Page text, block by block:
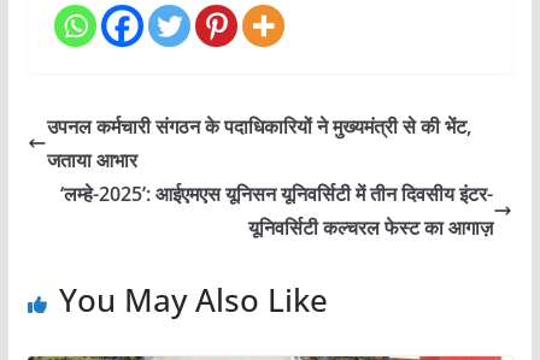
उपनल कर्मचारी संगठन के पदाधिकारियों ने मुख्यमंत्री से की भेंट,
जताया आभार
‘लम्हे-2025’: आईएमएस यूनिसन यूनिवर्सिटी में तीन दिवसीय इंटर-
यूनिवर्सिटी कल्चरल फेस्ट का आगाज़
You May Also Like